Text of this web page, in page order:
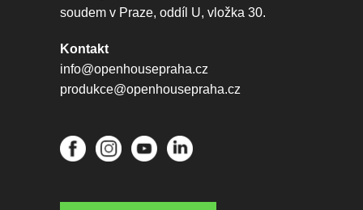
soudem v Praze, oddíl U, vložka 30.
Kontakt
info@openhousepraha.cz
produkce@openhousepraha.cz